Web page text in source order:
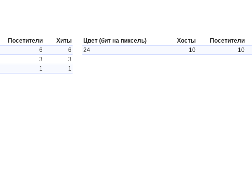
Посетители
Хиты
6
6
3
3
1 1
Цвет (бит на пиксель) Хосты Посетители
24
10 10